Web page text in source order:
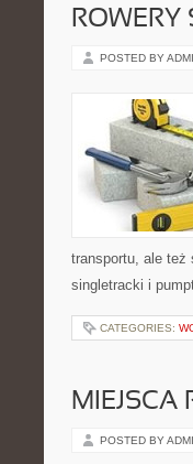
POSTED BY
transportu, ale też
singletracki i
CATEGORIES:
MIEJSCA
POSTED BY